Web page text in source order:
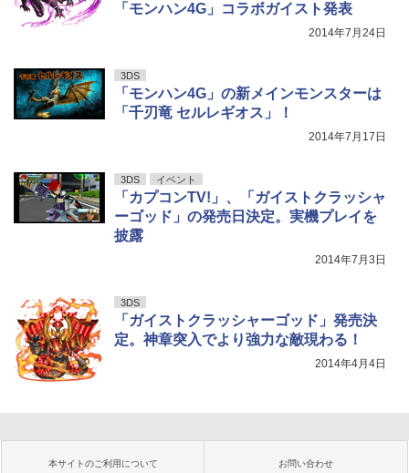
「モンハン4G」コラボガイスト発表
2014年7月24日
3DS
「モンハン4G」の新メインモンスターは
「千刃竜 セルレギオス」！
2014年7月17日
3DS イベント
「カプコンTV!」、「ガイストクラッシャ
ーゴッド」の発売日決定。実機プレイを
披露
2014年7月3日
3DS
「ガイストクラッシャーゴッド」発売決
定。神章突入でより強力な敵現わる！
2014年4月4日
本サイトのご利用について お問い合わせ